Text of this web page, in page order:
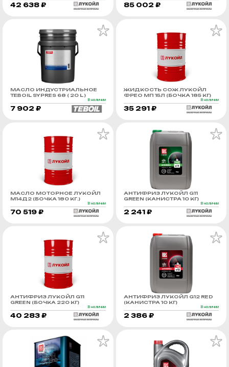
42 638 ₽ 85 002 ₽
МАСЛО ИНДУСТРИАЛЬНОЕ
TEBOIL SYPRES 68 ( 20 L )
В наличии
7 902 ₽
ЖИДКОСТЬ СОЖ ЛУКОЙЛ
ФРЕО МП 15Л (БОЧКА 185 КГ)
В наличии
35 291 ₽
МАСЛО МОТОРНОЕ ЛУКОЙЛ
М14Д2 (БОЧКА 180 КГ.)
В наличии
70 519 ₽
АНТИФРИЗ ЛУКОЙЛ G11
GREEN (КАНИСТРА 10 КГ)
В наличии
2 241 ₽
АНТИФРИЗ ЛУКОЙЛ G11
GREEN (БОЧКА 220 КГ)
В наличии
40 283 ₽
АНТИФРИЗ ЛУКОЙЛ G12 RED
(КАНИСТРА 10 КГ)
В наличии
2 386 ₽